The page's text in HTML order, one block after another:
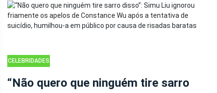
CELEBRIDADES
“Não quero que ninguém tire sarro